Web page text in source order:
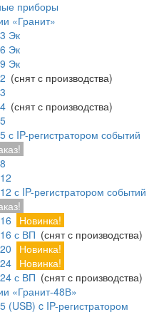
приборы
«Гранит»
Эк
Эк
Эк
(снят с производства)
(снят с производства)
с IP-регистратором событий
с IP-регистратором событий
Новинка!
с ВП (снят с производства)
Новинка!
Новинка!
с ВП (снят с производства)
«Гранит-48В»
(USB) c IP-регистратором